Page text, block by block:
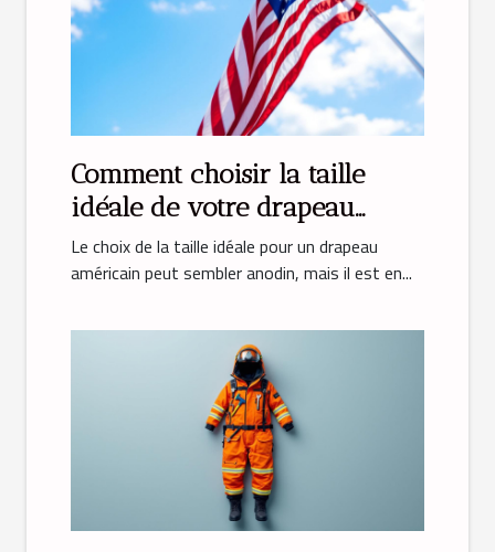
Comment choisir la taille
idéale de votre drapeau
américain ?
Le choix de la taille idéale pour un drapeau
américain peut sembler anodin, mais il est en...